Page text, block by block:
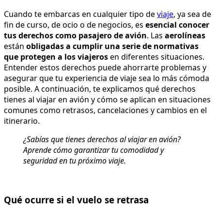
Cuando te embarcas en cualquier tipo deviaje, ya sea de
fin de curso, de ocio o de negocios, es esencial conocer
tus derechos como pasajero de avión. Las aerolíneas
están obligadas a cumplir una serie de normativas
que protegen a los viajerosen diferentes situaciones.
Entender estos derechos puede ahorrarte problemas y
asegurar que tu experiencia de viaje sea lo más cómoda
posible. A continuación, te explicamos qué derechos
tienes al viajar en avión y cómo se aplican en situaciones
comunes como retrasos, cancelaciones y cambios en el
itinerario.
¿Sabías que tienes derechos al viajar en avión?
Aprende cómo garantizar tu comodidad y
seguridad en tu próximo viaje.
Qué ocurre si el vuelo se retrasa